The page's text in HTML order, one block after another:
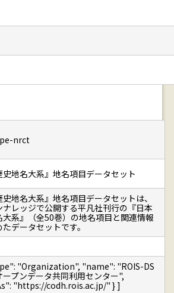
nrct
史地名大系』地名項目データセット
史地名大系』地名項目データセットは、
ナレッジで公開する平凡社刊行の『日本
大系』（全50巻）の地名項目と関連情報
データセットです。
"Organization", "name": "ROIS-DS
ープンデータ共同利用センター",
"https://codh.rois.ac.jp/" } ]